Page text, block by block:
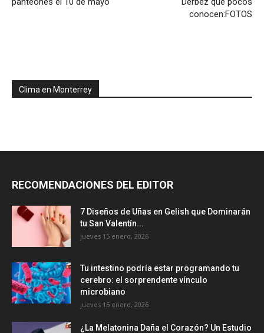
conocen:FOTOS
Clima en Monterrey
RECOMENDACIONES DEL EDITOR
7 Diseños de Uñas en Gelish que Dominarán
tu San Valentín...
jueves 15 enero, 2026
Tu intestino podría estar programando tu
cerebro: el sorprendente vínculo
microbiano
jueves 15 enero, 2026
¿La Melatonina Daña el Corazón? Un Estudio